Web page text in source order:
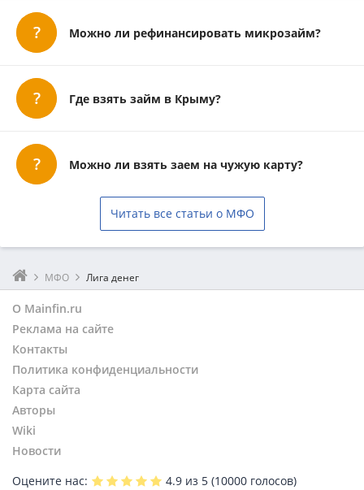
Можно ли рефинансировать микрозайм?
Где взять займ в Крыму?
Можно ли взять заем на чужую карту?
Читать все статьи о МФО
МФО Лига денег
О Mainfin.ru
Реклама на сайте
Контакты
Политика конфиденциальности
Карта сайта
Авторы
Wiki
Новости
Оцените нас:
4.9 из 5 (10000 голосов)